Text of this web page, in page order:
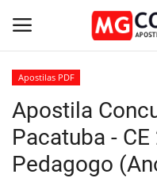
Home
Apostilas PDF
Apostilas PDF
Apostila
Pacatuba -
Pedagogo